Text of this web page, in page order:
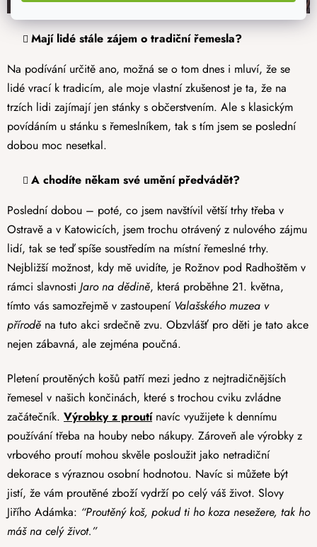
Mají lidé stále zájem o tradiční řemesla?
Na podívání určitě ano, možná se o tom dnes i mluví, že se
lidé vrací k tradicím, ale moje vlastní zkušenost je ta, že na
trzích lidi zajímají jen stánky s občerstvením. Ale s klasickým
povídáním u stánku s řemeslníkem, tak s tím jsem se poslední
dobou moc nesetkal.
A chodíte někam své umění předvádět?
Poslední dobou – poté, co jsem navštívil větší trhy třeba v
Ostravě a v Katowicích, jsem trochu otrávený z nulového zájmu
lidí, tak se teď spíše soustředím na místní řemeslné trhy.
Nejbližší možnost, kdy mě uvidíte, je Rožnov pod Radhoštěm v
rámci slavnosti Jaro na dědině, která proběhne 21. května,
tímto vás samozřejmě v zastoupení Valašského muzea v
přírodě na tuto akci srdečně zvu. Obzvlášť pro děti je tato akce
nejen zábavná, ale zejména poučná.
Pletení proutěných košů patří mezi jedno z nejtradičnějších
řemesel v našich končinách, které s trochou cviku zvládne
začátečník. Výrobky z proutí navíc využijete k dennímu
používání třeba na houby nebo nákupy. Zároveň ale výrobky z
vrbového proutí mohou skvěle posloužit jako netradiční
dekorace s výraznou osobní hodnotou. Navíc si můžete být
jistí, že vám proutěné zboží vydrží po celý váš život. Slovy
Jiřího Adámka: “Proutěný koš, pokud ti ho koza nesežere, tak ho
máš na celý život.”